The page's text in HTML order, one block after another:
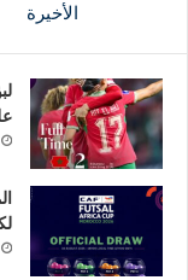
الأخيرة